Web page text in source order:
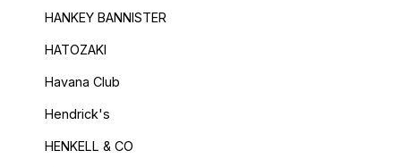
HANKEY BANNISTER
HATOZAKI
Havana Club
Hendrick's
HENKELL & CO